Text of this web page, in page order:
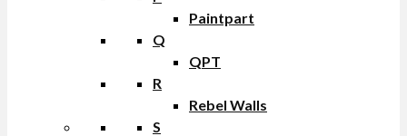
Paintpart
Q
QPT
R
Rebel Walls
S